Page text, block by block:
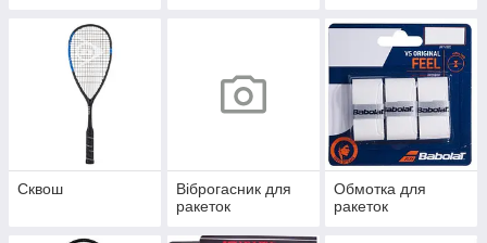
Сквош
Віброгасник для
ракеток
Обмотка для
ракеток